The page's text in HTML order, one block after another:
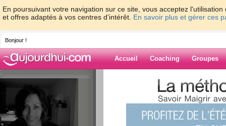
En poursuivant votre navigation sur ce site, vous acceptez
et offres adaptés à vos centres d'intérêt. En savoir plus et gérer ces
Bonjour !
Accueil Coaching Groupes
> > Tout va
Blog de EMA29